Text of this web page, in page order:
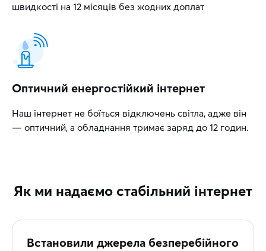
швидкості на 12 місяців без жодних доплат
Оптичний енергостійкий інтернет
Наш інтернет не боїться відключень світла, адже він
— оптичний, а обладнання тримає заряд до 12 годин.
Як ми надаємо стабільний інтернет
Встановили джерела безперебійного